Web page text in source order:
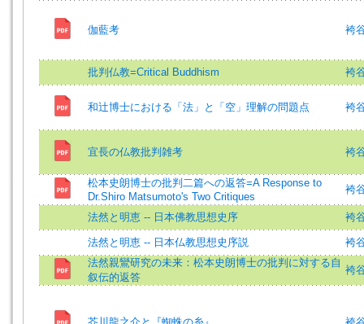
伽藍考 袴
批判仏教=Critical Buddhism 袴
和辻博士における「法」と「空」理解の問題点 袴
宜長の仏教批判雑考 袴
松本史朗博士の批判二篇への返答=A Response to
Dr.Shiro Matsumoto's Two Critiques
袴
法然と明恵 -- 日本佛教思想史序 袴
法然と明恵 -- 日本仏教思想史序説
袴
法然親鸞研究の未来：松本史朗博士の批判に対する自
叙伝的返答
袴